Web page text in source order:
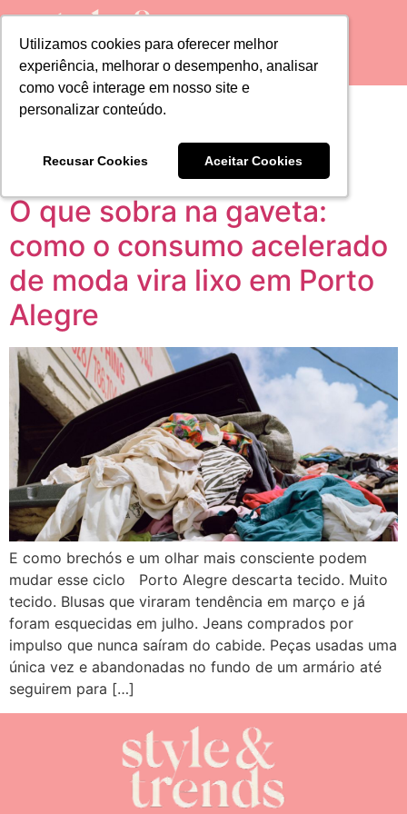
Utilizamos cookies para oferecer melhor
experiência, melhorar o desempenho, analisar
como você interage em nosso site e
personalizar conteúdo.
Recusar Cookies Aceitar Cookies
Utilizamos cookies para oferecer melhor
experiência, melhorar o desempenho, analisar
como você interage em nosso site e
personalizar conteúdo.
Recusar Cookies Aceitar Cookies
Tag:moda
consciente
O que sobra na gaveta:
como o consumo acelerado
de moda vira lixo em Porto
Alegre
E como brechós e um olhar mais consciente podem
mudar esse ciclo Porto Alegre descarta tecido. Muito
tecido. Blusas que viraram tendência em março e já
foram esquecidas em julho. Jeans comprados por
impulso que nunca saíram do cabide. Peças usadas uma
única vez e abandonadas no fundo de um armário até
seguirem para […]